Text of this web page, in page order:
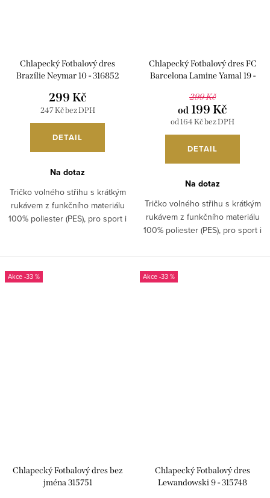
Chlapecký Fotbalový dres
Brazílie Neymar 10 - 316852
247 Kč bez DPH
299 Kč
DETAIL
Na dotaz
Tričko volného střihu s krátkým
rukávem z funkčního materiálu
100% poliester (PES), pro sport i
Chlapecký Fotbalový dres FC
Barcelona Lamine Yamal 19 -
299 Kč
od 164 Kč bez DPH
od 199 Kč
DETAIL
Na dotaz
Tričko volného střihu s krátkým
rukávem z funkčního materiálu
100% poliester (PES), pro sport i
-33 %
Chlapecký Fotbalový dres bez
jména 315751
-33 %
Chlapecký Fotbalový dres
Lewandowski 9 - 315748